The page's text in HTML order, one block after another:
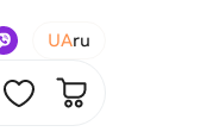
UAru